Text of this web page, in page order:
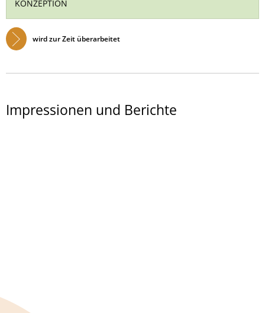
KONZEPTION
wird zur Zeit überarbeitet
Impressionen und Berichte